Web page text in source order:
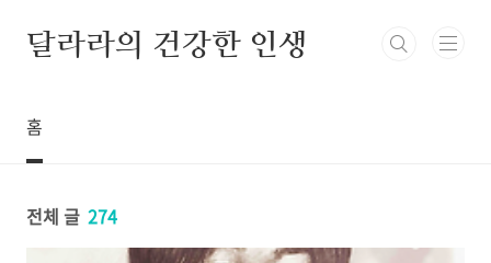
달라라의 건강한 인생
홈
전체 글 274